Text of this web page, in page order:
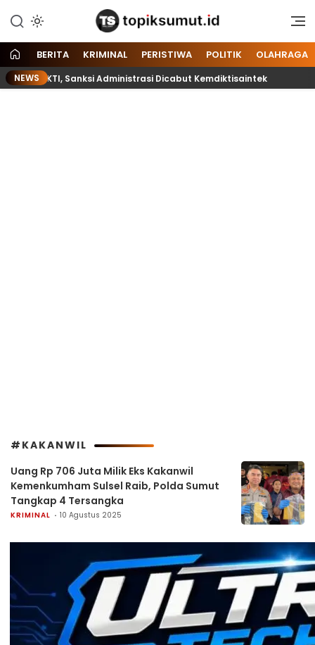
Topik Sumut
Memberitakan Seputar
dan Nasional
BERITA KRIMINAL PERISTIWA POLITIK OLAHRAGA
NEWS
LLDIKTI, Sanksi Administrasi Dicabut Kemdiktisaintek
#KAKANWIL
Uang Rp 706 Juta Milik Eks Kakanwil
Kemenkumham Sulsel Raib, Polda Sumut
Tangkap 4 Tersangka
KRIMINAL 10 Agustus 2025